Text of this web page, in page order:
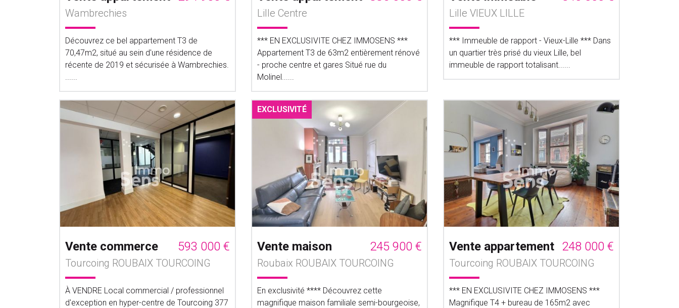
Wambrechies
Découvrez ce bel appartement T3 de
70,47m2, situé au sein d'une résidence de
récente de 2019 et sécurisée à Wambrechies.
......
Lille Centre
*** EN EXCLUSIVITE CHEZ IMMOSENS ***
Appartement T3 de 63m2 entièrement rénové
- proche centre et gares Situé rue du
Molinel......
Lille VIEUX LILLE
*** Immeuble de rapport - Vieux-Lille *** Dans
un quartier très prisé du vieux Lille, bel
immeuble de rapport totalisant......
Vente commerce 593 000 €
Tourcoing ROUBAIX TOURCOING
À VENDRE Local commercial / professionnel
d'exception en hyper-centre de Tourcoing 377
EXCLUSIVITÉ
Vente maison 245 900 €
Roubaix ROUBAIX TOURCOING
En exclusivité **** Découvrez cette
magnifique maison familiale semi-bourgeoise,
Vente appartement 248 000 €
Tourcoing ROUBAIX TOURCOING
*** EN EXCLUSIVITE CHEZ IMMOSENS ***
Magnifique T4 + bureau de 165m2 avec